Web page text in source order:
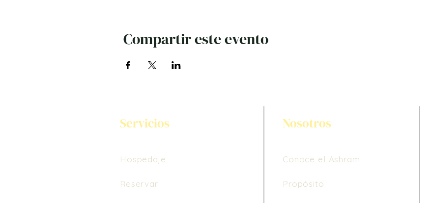
Compartir este evento
Servicios Nosotros
Hospedaje Conoce el Ashram
Propósito
Reservar